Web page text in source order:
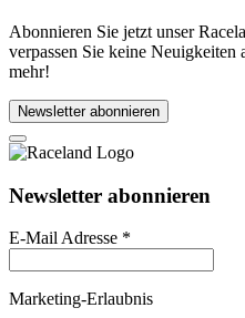
Abonnieren Sie jetzt unser
verpassen Sie keine Neuigkeiten
mehr!
Newsletter abonnieren
Newsletter abonnieren
E-Mail Adresse *
Marketing-Erlaubnis